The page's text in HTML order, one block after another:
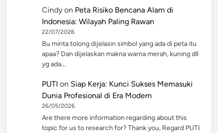
Cindy on Peta Risiko Bencana Alam di
Indonesia: Wilayah Paling Rawan
22/07/2026
Bu minta tolong dijelasin simbol yang ada di peta itu
apaa? Dan dijelaskan makna warna merah, kuning dll
yg ada…
PUTI on Siap Kerja: Kunci Sukses Memasuki
Dunia Profesional di Era Modern
26/05/2026
Are there more information regarding about this
topic for us to research for? Thank you, Regard PUTI